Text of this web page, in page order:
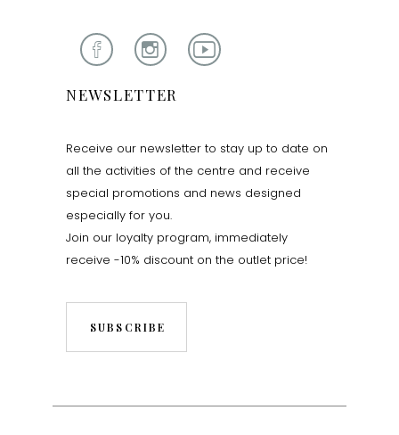
NEWSLETTER
Receive our newsletter to stay up to date on
all the activities of the centre and receive
special promotions and news designed
especially for you.
Join our loyalty program, immediately
receive -10% discount on the outlet price!
SUBSCRIBE